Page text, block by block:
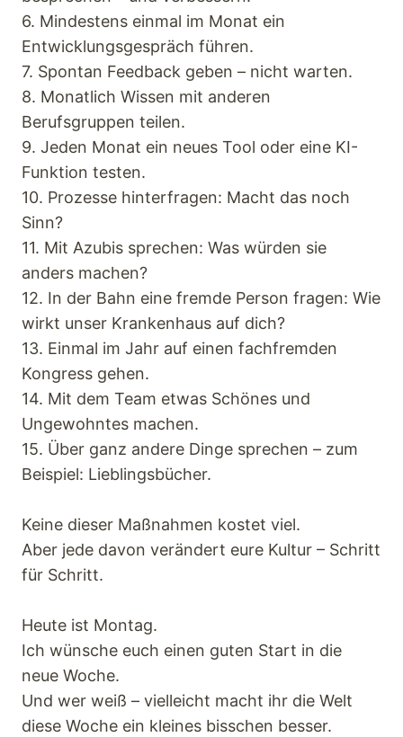
6. Mindestens einmal im Monat ein
Entwicklungsgespräch führen.
7. Spontan Feedback geben – nicht warten.
8. Monatlich Wissen mit anderen
Berufsgruppen teilen.
9. Jeden Monat ein neues Tool oder eine KI-
Funktion testen.
10. Prozesse hinterfragen: Macht das noch
Sinn?
11. Mit Azubis sprechen: Was würden sie
anders machen?
12. In der Bahn eine fremde Person fragen: Wie
wirkt unser Krankenhaus auf dich?
13. Einmal im Jahr auf einen fachfremden
Kongress gehen.
14. Mit dem Team etwas Schönes und
Ungewohntes machen.
15. Über ganz andere Dinge sprechen – zum
Beispiel: Lieblingsbücher.
Keine dieser Maßnahmen kostet viel.
Aber jede davon verändert eure Kultur – Schritt
für Schritt.
Heute ist Montag.
Ich wünsche euch einen guten Start in die
neue Woche.
Und wer weiß – vielleicht macht ihr die Welt
diese Woche ein kleines bisschen besser.